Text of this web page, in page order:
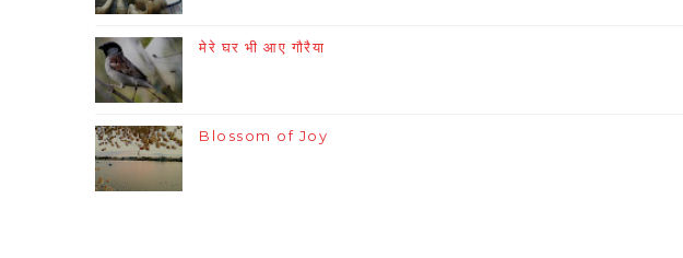
मेरे घर भी आए गौरैया
Blossom of Joy